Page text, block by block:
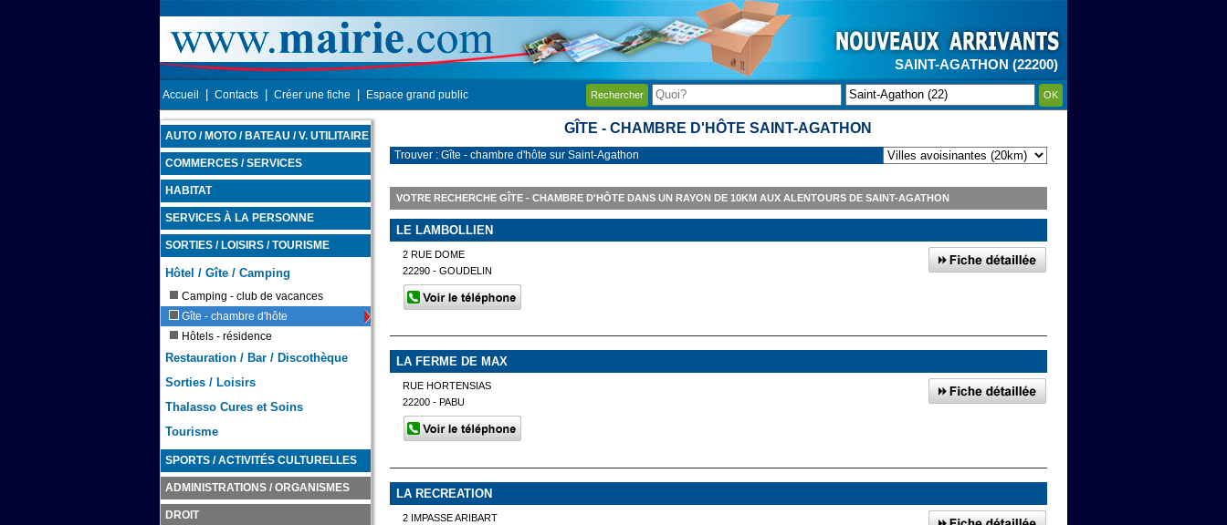
SAINT-AGATHON (22200)
Accueil Contacts Créer une fiche Espace grand public Rechercher OK
AUTO / MOTO / BATEAU / V. UTILITAIRE
COMMERCES / SERVICES
HABITAT
SERVICES À LA PERSONNE
SORTIES / LOISIRS / TOURISME
Hôtel / Gîte / Camping
Camping - club de vacances
Gîte - chambre d'hôte
Hôtels - résidence
Restauration / Bar / Discothèque
Sorties / Loisirs
Thalasso Cures et Soins
Tourisme
SPORTS / ACTIVITÉS CULTURELLES
ADMINISTRATIONS / ORGANISMES
DROIT
GÎTE - CHAMBRE D'HÔTE SAINT-AGATHON
Trouver : Gîte - chambre d'hôte sur Saint-Agathon
VOTRE RECHERCHE GÎTE - CHAMBRE D'HÔTE DANS UN RAYON DE 10KM AUX ALENTOURS DE SAINT-AGATHON
LE LAMBOLLIEN
2 RUE DOME
22290 - GOUDELIN
LA FERME DE MAX
RUE HORTENSIAS
22200 - PABU
LA RECREATION
2 IMPASSE ARIBART